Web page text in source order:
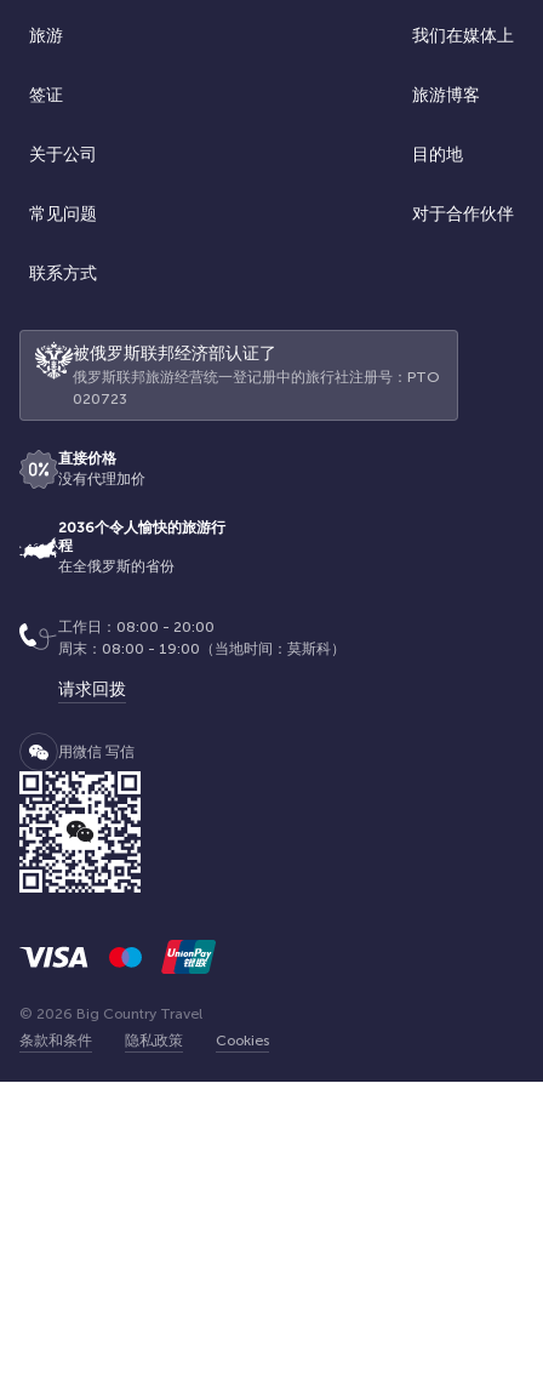
旅游 我们在媒体上
签证 旅游博客
关于公司 目的地
常见问题 对于合作伙伴
联系方式
被俄罗斯联邦经济部认证了
俄罗斯联邦旅游经营统一登记册中的旅行社注册号：РТО
020723
直接价格
没有代理加价
2036个令人愉快的旅游行
程
在全俄罗斯的省份
工作日：08:00 - 20:00
周末：08:00 - 19:00（当地时间：莫斯科）
请求回拨
用微信 写信
条款和条件 隐私政策 Cookies
© 2026 Big Country Travel